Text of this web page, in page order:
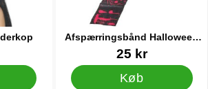
Afspærringsbånd Halloween
Keep Out
Varenr 1170125 kr
Køb